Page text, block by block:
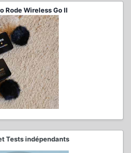
Rode Wireless Go II
Tests indépendants